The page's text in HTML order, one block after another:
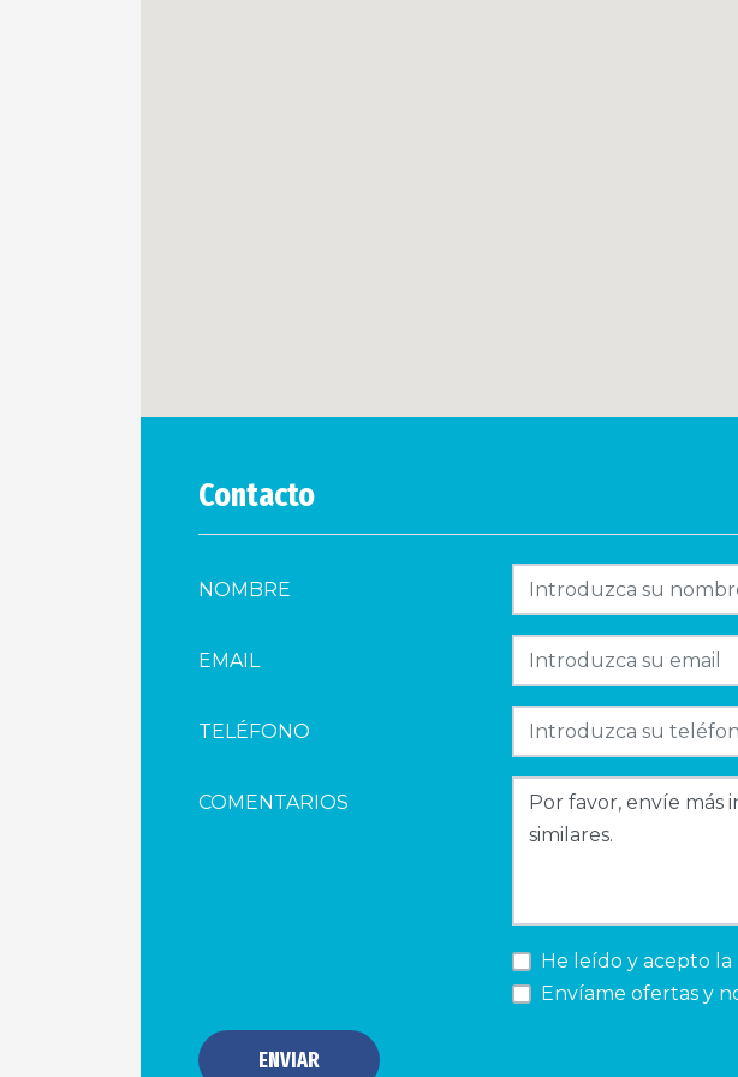
Contacto
NOMBRE
EMAIL
TELÉFONO
COMENTARIOS
He leído y acepto la
Envíame ofertas y
ENVIAR